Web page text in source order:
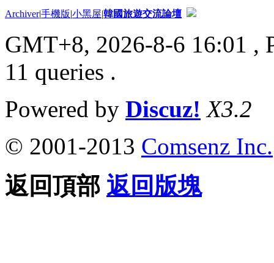
Archiver|手機版|小黑屋|韓國旅遊交流論壇
GMT+8, 2026-8-6 16:01 ,
11 queries .
Powered by Discuz! X3.2
© 2001-2013 Comsenz Inc.
返回頂部 返回版塊